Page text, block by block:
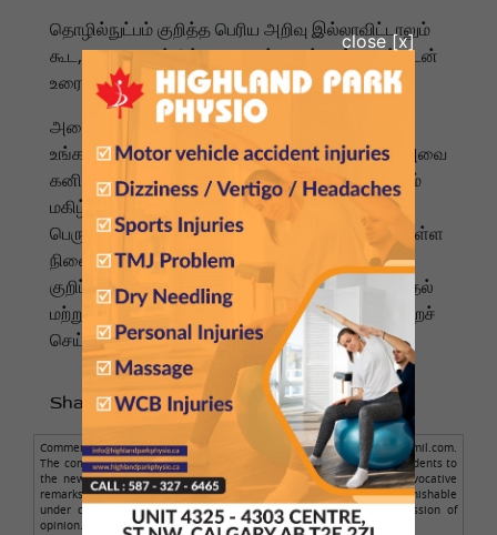
தொழில்நுட்பம் குறித்த பெரிய அறிவு இல்லாவிட்டாலும்
கூட, மலையாளத்தில் பேசுவதன் மூலம் நாம் அவற்றுடன்
உரையாட முடியும்.
அவை சோர்வடையாமல் இரவின் எந்த நேரத்திலும்
உங்களுடன் உரையாடும். எந்தவொரு கேள்விக்கும் அவை
கனிவுடன் பதிலளிக்கும். மேலும், உங்கள் நலம் மற்றும்
மகிழ்ச்சி குறித்தும் அவை விசாரிக்கும். இன்றைய
பெரும்பாலான AI சாட்பாட்கள், மருந்துகளை உட்கொள்ள
நினைவூட்டுதல், கதைகள் கூறுதல், சமையல்
குறிப்புகளை வழங்குதல், நகைச்சுவைகளைக் கூறுதல்
மற்றும் உங்களுக்கு ஆறுதல் அளித்தல் போன்றவற்றைச்
செய்யக்கூடியவை.
Share to :
Comments posted here are from readers only, not from NamathuTamil.com.
The comment author is solely responsible for the comments. Respondents to
the news should avoid making obscene, illegal, defamatory, or provocative
remarks. Personal abuse is not allowed. Such comments are punishable
under cyber law. Legal action will be taken against such expression of
opinion.